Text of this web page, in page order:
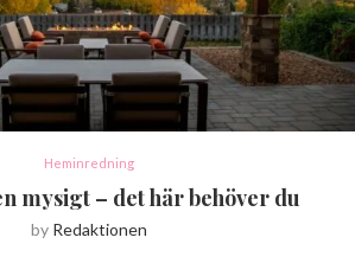
Heminredning
mysigt – det här behöver du
by Redaktionen